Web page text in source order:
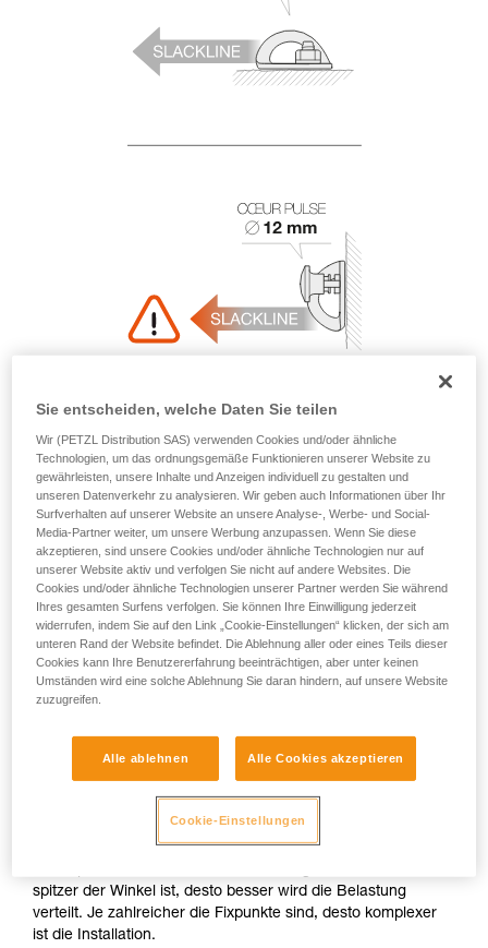
Kräfteverteilung: Das Installieren von mehreren
Fixpunkten ist nicht ausreichend
Die Installation muss gewährleisten, dass auf jeden Fixpunkt
die gleichen Kräfte wirken. Wenn ein Fixpunkt stärker
belastet wird als die anderen und ausreißt, können die auf
die anderen Fixpunkte ausgeübten Belastungen dazu führen,
dass diese ebenfalls ausreißen. Es gibt zahlreiche
Techniken, um die Belastungen durch ein Kräftedreieck auf
spitzer der Winkel ist, desto besser wird die Belastung
verteilt. Je zahlreicher die Fixpunkte sind, desto komplexer
ist die Installation.
Sie entscheiden, welche Daten Sie teilen
Wir (PETZL Distribution SAS) verwenden Cookies und/oder ähnliche
Technologien, um das ordnungsgemäße Funktionieren unserer Website zu
gewährleisten, unsere Inhalte und Anzeigen individuell zu gestalten und
unseren Datenverkehr zu analysieren. Wir geben auch Informationen über Ihr
Surfverhalten auf unserer Website an unsere Analyse-, Werbe- und Social-
Media-Partner weiter, um unsere Werbung anzupassen. Wenn Sie diese
akzeptieren, sind unsere Cookies und/oder ähnliche Technologien nur auf
unserer Website aktiv und verfolgen Sie nicht auf andere Websites. Die
Cookies und/oder ähnliche Technologien unserer Partner werden Sie während
Ihres gesamten Surfens verfolgen. Sie können Ihre Einwilligung jederzeit
widerrufen, indem Sie auf den Link „Cookie-Einstellungen“ klicken, der sich am
unteren Rand der Website befindet. Die Ablehnung aller oder eines Teils dieser
Cookies kann Ihre Benutzererfahrung beeinträchtigen, aber unter keinen
Umständen wird eine solche Ablehnung Sie daran hindern, auf unsere Website
zuzugreifen.
Alle ablehnen Alle Cookies akzeptieren
Cookie-Einstellungen